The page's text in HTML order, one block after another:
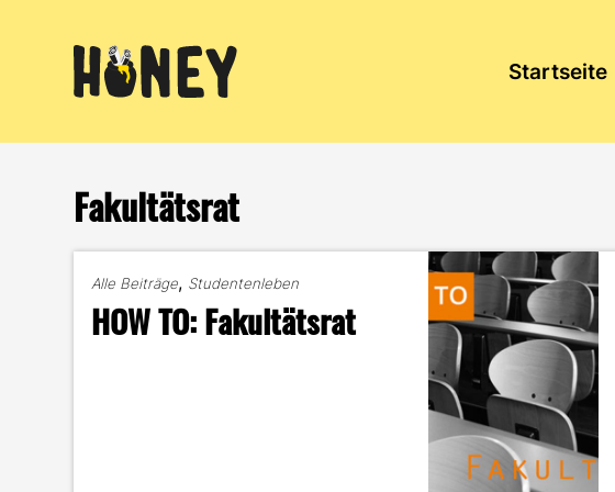
Startseite
Fakultätsrat
Alle Beiträge, Studentenleben
HOW TO: Fakultätsrat